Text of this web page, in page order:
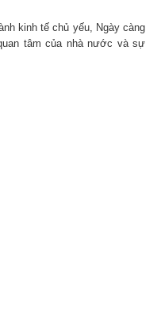
kinh tế chủ yếu, Ngày càng
tâm của nhà nước và sự